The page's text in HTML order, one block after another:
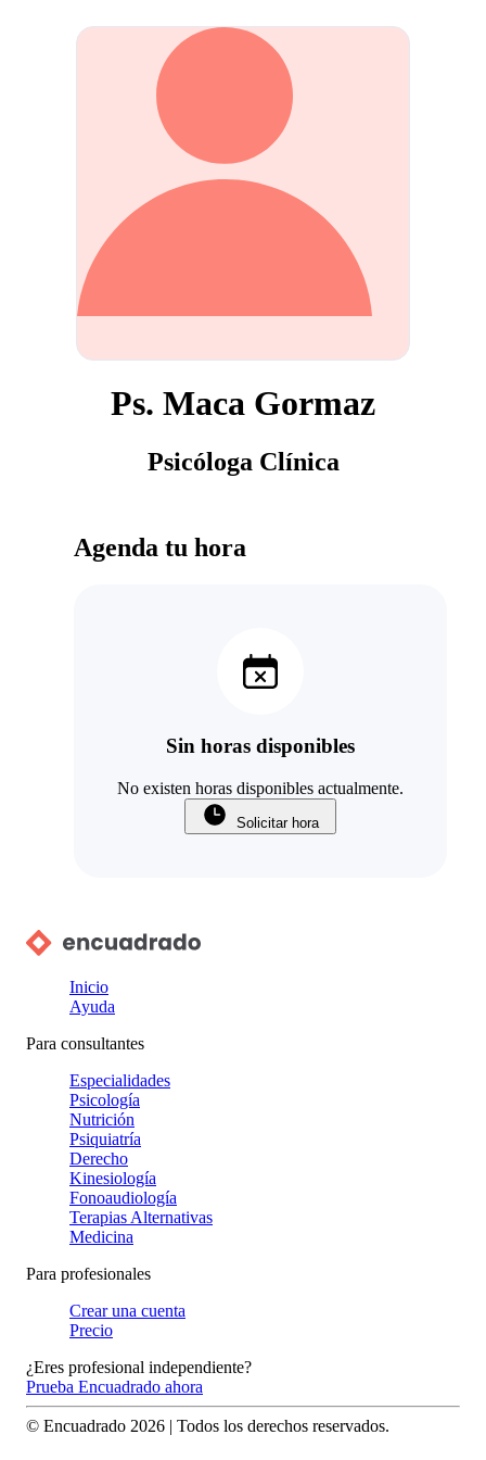
Ps. Maca Gormaz
Psicóloga Clínica
Agenda tu hora
Sin horas disponibles
No existen horas disponibles actualmente.
Solicitar hora
Inicio
Ayuda
Para consultantes
Especialidades
Psicología
Nutrición
Psiquiatría
Derecho
Kinesiología
Fonoaudiología
Terapias Alternativas
Medicina
Para profesionales
Crear una cuenta
Precio
¿Eres profesional independiente?
Prueba Encuadrado ahora
© Encuadrado 2026 | Todos los derechos reservados.